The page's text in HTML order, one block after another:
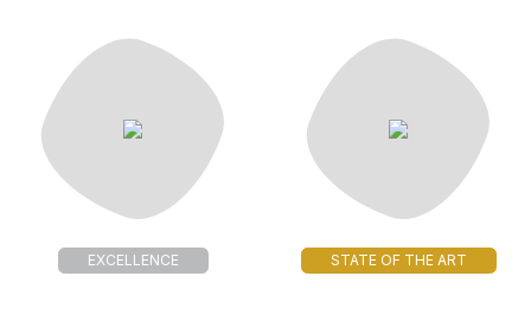
EXCELLENCE STATE OF THE ART